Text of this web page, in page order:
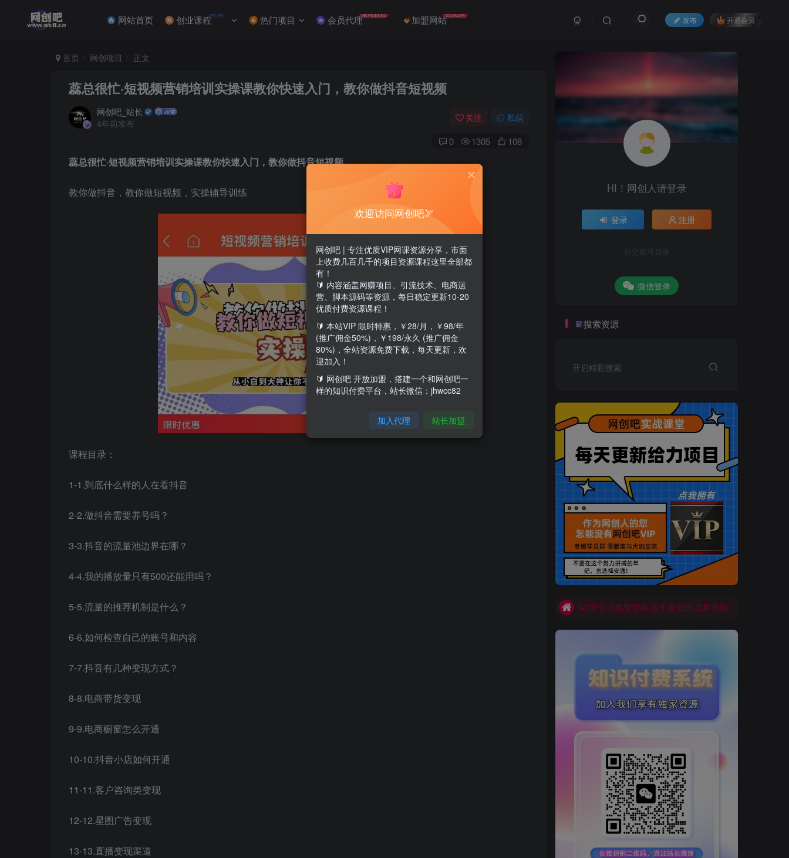
网站首页 创业课程NEW 热门项目 会员代理限时折扣 加盟网站日入2K
发布 开通会员
首页 网创项目 正文
蕊总很忙·短视频营销培训实操课教你快速入门，教你做抖音短视频
网创吧_站长
4年前发布
关注 私信
0 1305 108
蕊总很忙·短视频营销培训实操课教你快速入门，教你做抖音短视频
教你做抖音，教你做短视频，实操辅导训练
课程目录：
1-1.到底什么样的人在看抖音
2-2.做抖音需要养号吗？
3-3.抖音的流量池边界在哪？
4-4.我的播放量只有500还能用吗？
5-5.流量的推荐机制是什么？
6-6.如何检查自己的账号和内容
7-7.抖音有几种变现方式？
8-8.电商带货变现
9-9.电商橱窗怎么开通
10-10.抖音小店如何开通
11-11.客户咨询类变现
12-12.星图广告变现
13-13.直播变现渠道
HI！网创人请登录
登录 注册
社交账号登录
微信登录
搜索资源
开启精彩搜索
买VIP会员或加盟商-全年最低价-立即抢额
网创吧-限时优惠 别错过!
买VIP会员或加盟商-全年最低价-立即抢额
网创吧-限时优惠 别错过!
欢迎访问网创吧🏹
网创吧 | 专注优质VIP网课资源分享，市面
上收费几百几千的项目资源课程这里全部都
有！
🔰 内容涵盖网赚项目、引流技术、电商运
营、脚本源码等资源，每日稳定更新10-20
优质付费资源课程！
🔰 本站VIP 限时特惠，￥28/月，￥98/年
(推广佣金50%)，￥198/永久 (推广佣金
80%)，全站资源免费下载，每天更新，欢
迎加入！
🔰 网创吧 开放加盟，搭建一个和网创吧一
样的知识付费平台，站长微信：jhwcc82
加入代理 站长加盟